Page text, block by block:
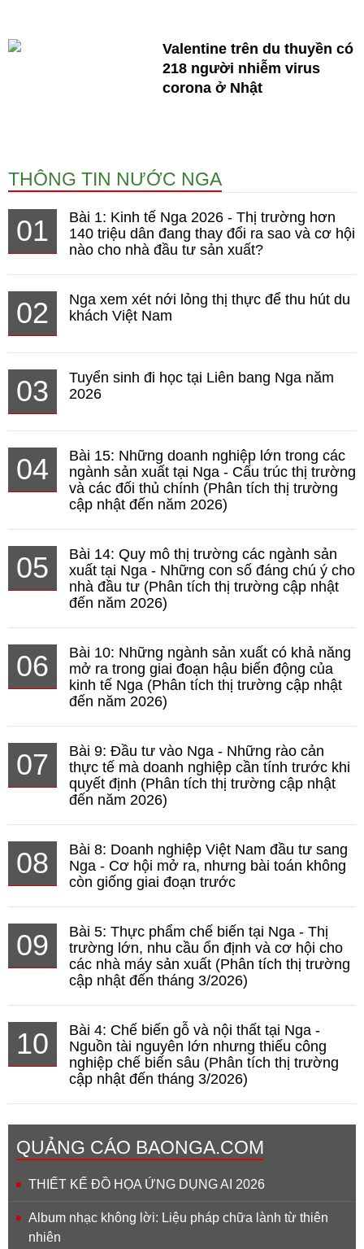
Valentine trên du thuyền có
218 người nhiễm virus
corona ở Nhật
THÔNG TIN NƯỚC NGA
01
Bài 1: Kinh tế Nga 2026 - Thị trường hơn
140 triệu dân đang thay đổi ra sao và cơ hội
nào cho nhà đầu tư sản xuất?
02
Nga xem xét nới lỏng thị thực để thu hút du
khách Việt Nam
03
Tuyển sinh đi học tại Liên bang Nga năm
2026
04
Bài 15: Những doanh nghiệp lớn trong các
ngành sản xuất tại Nga - Cấu trúc thị trường
và các đối thủ chính (Phân tích thị trường
cập nhật đến năm 2026)
05
Bài 14: Quy mô thị trường các ngành sản
xuất tại Nga - Những con số đáng chú ý cho
nhà đầu tư (Phân tích thị trường cập nhật
đến năm 2026)
06
Bài 10: Những ngành sản xuất có khả năng
mở ra trong giai đoạn hậu biến động của
kinh tế Nga (Phân tích thị trường cập nhật
đến năm 2026)
07
Bài 9: Đầu tư vào Nga - Những rào cản
thực tế mà doanh nghiệp cần tính trước khi
quyết định (Phân tích thị trường cập nhật
đến năm 2026)
08
Bài 8: Doanh nghiệp Việt Nam đầu tư sang
Nga - Cơ hội mở ra, nhưng bài toán không
còn giống giai đoạn trước
09
Bài 5: Thực phẩm chế biến tại Nga - Thị
trường lớn, nhu cầu ổn định và cơ hội cho
các nhà máy sản xuất (Phân tích thị trường
cập nhật đến tháng 3/2026)
10
Bài 4: Chế biến gỗ và nội thất tại Nga -
Nguồn tài nguyên lớn nhưng thiếu công
nghiệp chế biến sâu (Phân tích thị trường
cập nhật đến tháng 3/2026)
QUẢNG CÁO BAONGA.COM
THIẾT KẾ ĐỒ HỌA ỨNG DỤNG AI 2026
Album nhạc không lời: Liệu pháp chữa lành từ thiên
nhiên